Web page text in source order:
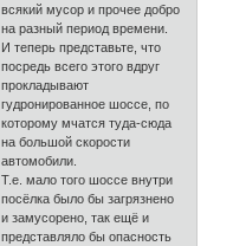
всякий мусор и прочее добро
на разный период времени.
И теперь представьте, что
посредь всего этого вдруг
прокладывают
гудронированное шоссе, по
которому мчатся туда-сюда
на большой скорости
автомобили.
Т.е. мало того шоссе внутри
посёлка было бы загрязнено
и замусорено, так ещё и
представляло бы опасность